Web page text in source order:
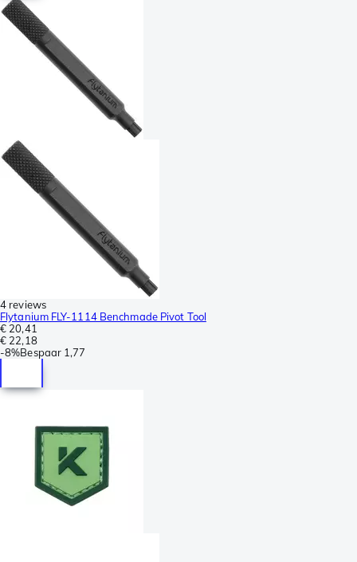
4 reviews
Flytanium FLY-1114 Benchmade Pivot Tool
€ 20,41
€ 22,18
-8%Bespaar 1,77